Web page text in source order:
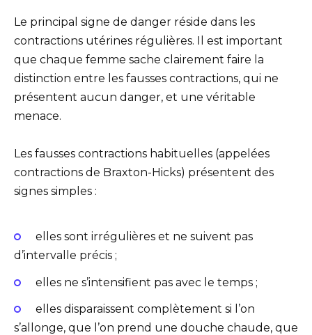
Le principal signe de danger réside dans les
contractions utérines régulières. Il est important
que chaque femme sache clairement faire la
distinction entre les fausses contractions, qui ne
présentent aucun danger, et une véritable
menace.
Les fausses contractions habituelles (appelées
contractions de Braxton-Hicks) présentent des
signes simples :
elles sont irrégulières et ne suivent pas
d’intervalle précis ;
elles ne s’intensifient pas avec le temps ;
elles disparaissent complètement si l’on
s’allonge, que l’on prend une douche chaude, que